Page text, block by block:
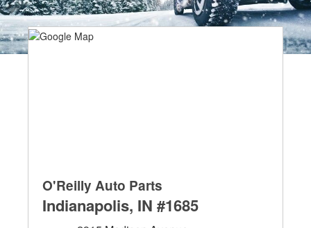
O'Reilly Auto Parts
Indianapolis, IN #1685